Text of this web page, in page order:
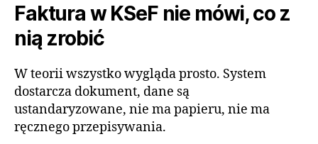
Faktura w KSeF nie mówi, co z
nią zrobić
W teorii wszystko wygląda prosto. System
dostarcza dokument, dane są
ustandaryzowane, nie ma papieru, nie ma
ręcznego przepisywania.